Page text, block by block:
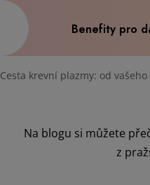
Benefity pro
Cesta krevní plazmy: od
Na blogu si můžete
z